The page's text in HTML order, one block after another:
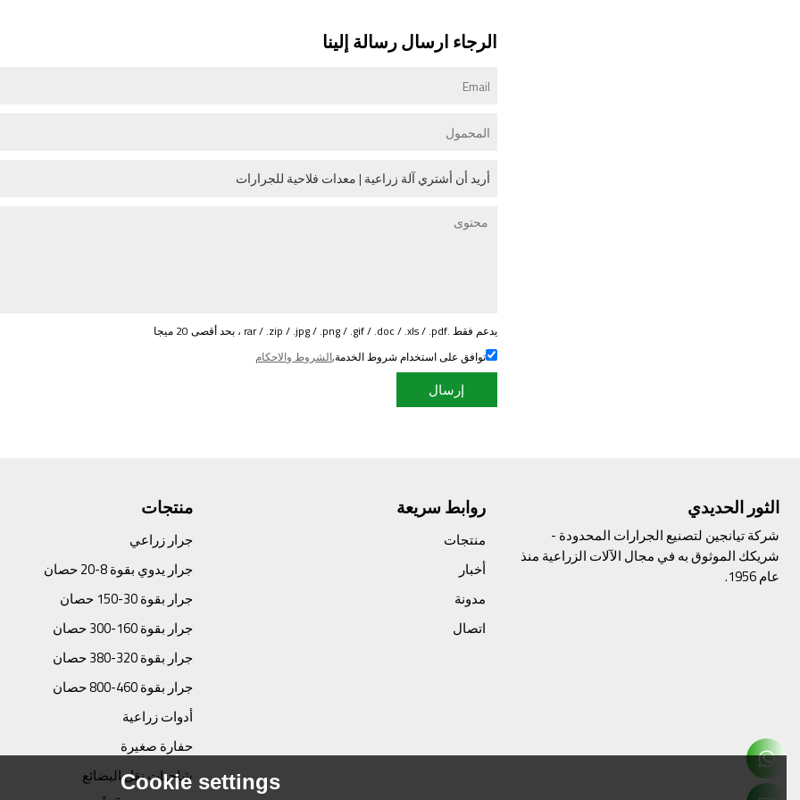
الرجاء ارسال رسالة إلينا
يدعم فقط .rar / .zip / .jpg / .png / .gif / .doc / .xls / .pdf ، بحد أقصى 20 ميجا
توافق على استخدام شروط الخدمة,الشروط والاحكام
إرسال
الثور الحديدي
شركة تيانجين لتصنيع الجرارات المحدودة -
شريكك الموثوق به في مجال الآلات الزراعية منذ
عام 1956.
روابط سريعة
منتجات
أخبار
مدونة
اتصال
منتجات
جرار زراعي
جرار يدوي بقوة 8-20 حصان
جرار بقوة 30-150 حصان
جرار بقوة 160-300 حصان
جرار بقوة 320-380 حصان
جرار بقوة 460-800 حصان
أدوات زراعية
حفارة صغيرة
شاحنات نقل البضائع
Cookie settings